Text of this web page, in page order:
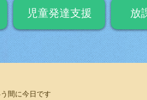
児童発達支援 放
間に今日です